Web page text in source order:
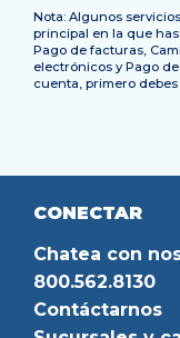
Nota: Algunos
principal en la que
Pago de facturas,
electrónicos y Pago
cuenta, primero
CONECTAR
Chatea con
800.562.8130
Contáctarnos